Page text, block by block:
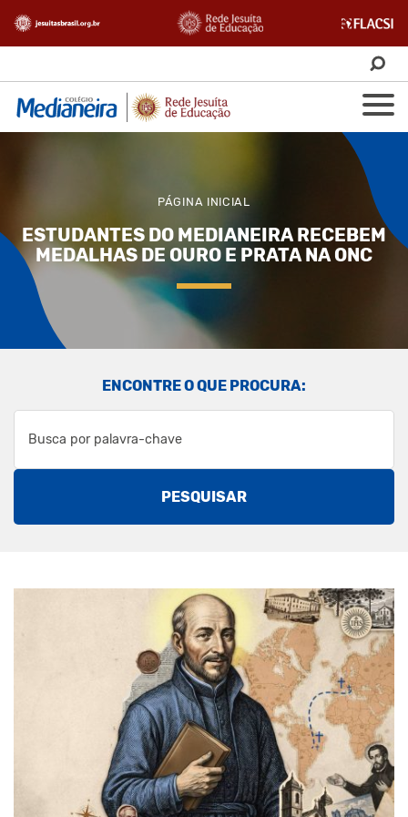
PÁGINA INICIAL
ESTUDANTES DO MEDIANEIRA RECEBEM
MEDALHAS DE OURO E PRATA NA ONC
ENCONTRE O QUE PROCURA:
PESQUISAR